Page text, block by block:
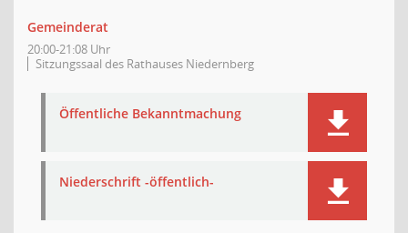
Gemeinderat
20:00-21:08 Uhr
Sitzungssaal des Rathauses Niedernberg
Öffentliche Bekanntmachung
Niederschrift -öffentlich-